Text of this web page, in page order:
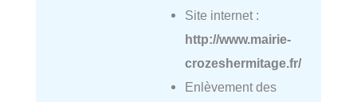
Site internet :
http://www.mairie-
crozeshermitage.fr/
Enlèvement des